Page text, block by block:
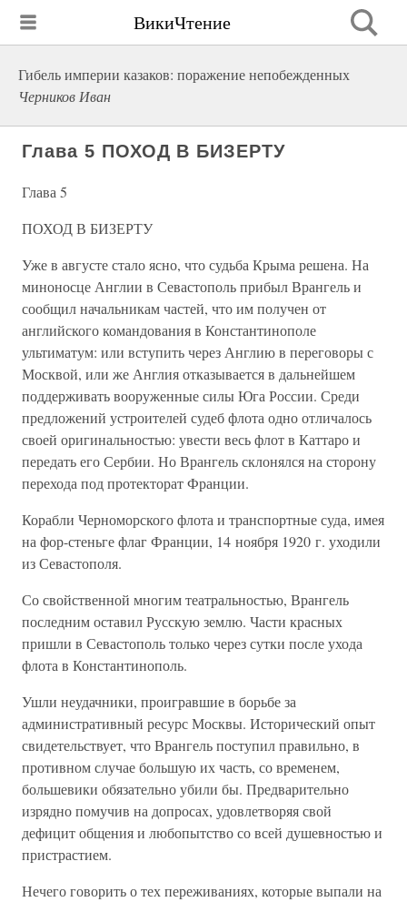
ВикиЧтение
Гибель империи казаков: поражение непобежденных
Черников Иван
Глава 5 ПОХОД В БИЗЕРТУ
Глава 5
ПОХОД В БИЗЕРТУ
Уже в августе стало ясно, что судьба Крыма решена. На
миноносце Англии в Севастополь прибыл Врангель и
сообщил начальникам частей, что им получен от
английского командования в Константинополе
ультиматум: или вступить через Англию в переговоры с
Москвой, или же Англия отказывается в дальнейшем
поддерживать вооруженные силы Юга России. Среди
предложений устроителей судеб флота одно отличалось
своей оригинальностью: увести весь флот в Каттаро и
передать его Сербии. Но Врангель склонялся на сторону
перехода под протекторат Франции.
Корабли Черноморского флота и транспортные суда, имея
на фор-стеньге флаг Франции, 14 ноября 1920 г. уходили
из Севастополя.
Со свойственной многим театральностью, Врангель
последним оставил Русскую землю. Части красных
пришли в Севастополь только через сутки после ухода
флота в Константинополь.
Ушли неудачники, проигравшие в борьбе за
административный ресурс Москвы. Исторический опыт
свидетельствует, что Врангель поступил правильно, в
противном случае большую их часть, со временем,
большевики обязательно убили бы. Предварительно
изрядно помучив на допросах, удовлетворяя свой
дефицит общения и любопытство со всей душевностью и
пристрастием.
Нечего говорить о тех переживаниях, которые выпали на